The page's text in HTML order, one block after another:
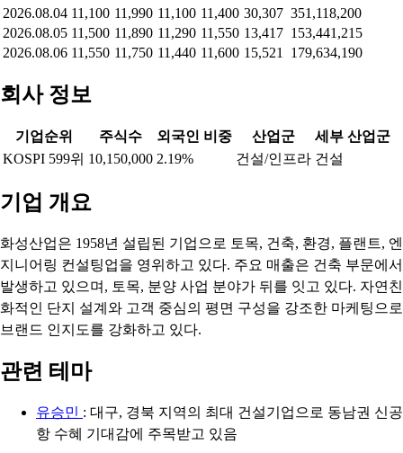
2026.08.04 11,100 11,990 11,100 11,400 30,307 351,118,200
2026.08.05 11,500 11,890 11,290 11,550 13,417 153,441,215
2026.08.06 11,550 11,750 11,440 11,600 15,521 179,634,190
회사 정보
기업순위 주식수 외국인 비중 산업군
세부 산업군
KOSPI 599위 10,150,000 2.19% 건설/인프라 건설
기업 개요
화성산업은 1958년 설립된 기업으로 토목, 건축, 환경, 플랜트, 엔
지니어링 컨설팅업을 영위하고 있다. 주요 매출은 건축 부문에서
발생하고 있으며, 토목, 분양 사업 분야가 뒤를 잇고 있다. 자연친
화적인 단지 설계와 고객 중심의 평면 구성을 강조한 마케팅으로
브랜드 인지도를 강화하고 있다.
관련 테마
유승민 : 대구, 경북 지역의 최대 건설기업으로 동남권 신공
항 수혜 기대감에 주목받고 있음